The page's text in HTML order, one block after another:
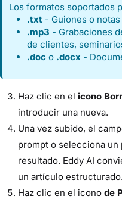
Los formatos soportados
.txt - Guiones o
.mp3 - Grabaciones
de clientes,
.doc o .docx -
Haz clic en el icono
introducir una nueva.
Una vez subido, el
prompt o selecciona
resultado. Eddy AI
un artículo estructurado.
Haz clic en el icono de